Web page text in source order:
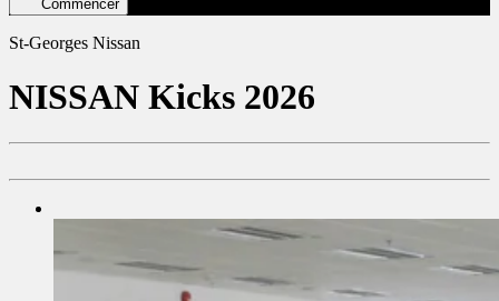
Commencer
St-Georges Nissan
NISSAN Kicks 2026